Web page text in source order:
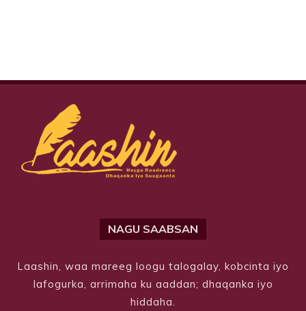
NAGU SAABSAN
Laashin, waa mareeg loogu talogalay, kobcinta iyo
lafogurka, arrimaha ku aaddan; dhaqanka iyo
hiddaha.